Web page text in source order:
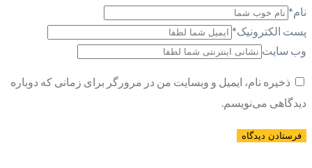
نام*
پست الکترونیک*
وب سایت
ذخیره نام، ایمیل و وبسایت من در مرورگر برای زمانی که دوباره
دیدگاهی می‌نویسم.